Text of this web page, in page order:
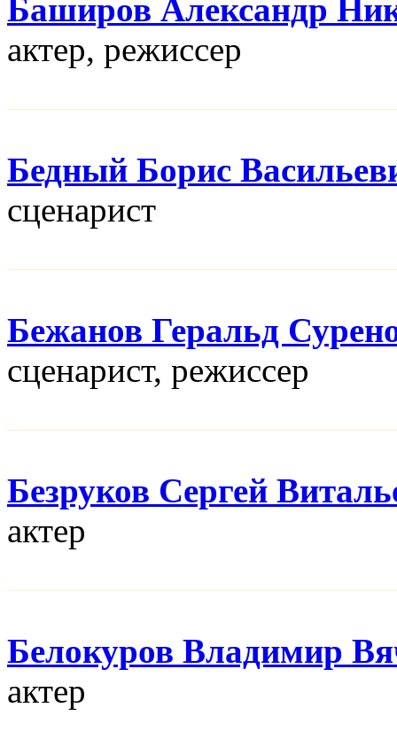
Баширов Александр
актер, режисcер
Бедный Борис
сценарист
Бежанов Геральд
сценарист, режисcер
Безруков Сергей
актер
Белокуров Владимир
актер